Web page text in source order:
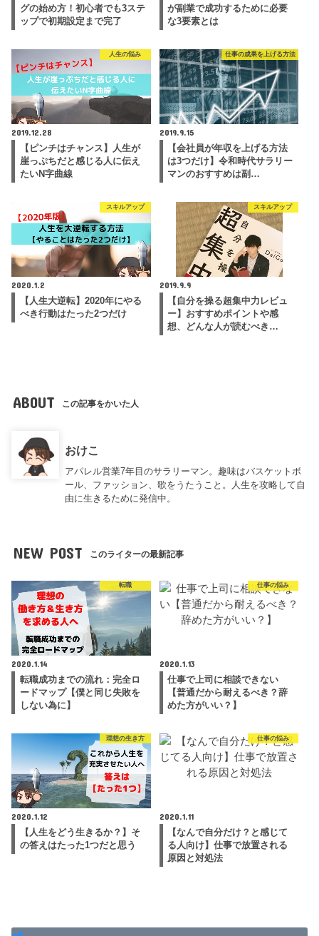
グの始め方！初心者でも3ステ
ップで初期設定まで完了
が副業で成功するために必要
な3要素とは
人生の悩み
2019.12.28
【ピンチはチャンス】人生が
崖っぷちだと感じる人に伝え
たいN字曲線
仕事の成果を上げる方法
2019.9.15
【会社員が年収を上げる方法
は3つだけ】令和時代サラリー
マンのおすすめは副…
スキルアップ
2020.1.2
【人生大逆転】2020年にやる
べき行動はたった2つだけ
スキルアップ
2019.9.9
【自分を操る超集中力レビュ
ー】おすすめポイントや感
想、どんな人が読むべき…
ABOUT この記事をかいた人
おけこ
アパレル営業7年目のサラリーマン。趣味はバスケットボ
ール、ファッション、歌をうたうこと。人生を攻略して自
由に生きるために発信中。
NEW POST このライターの最新記事
転職
2020.1.14
転職成功までの流れ：完全ロ
ードマップ【僕と同じ失敗を
しない為に】
仕事の悩み
2020.1.13
仕事で上司に相談できない
【普通だから耐えるべき？辞
めた方がいい？】
理想の生き方
2020.1.12
【人生をどう生きるか？】そ
の答えはたった1つだと思う
仕事の悩み
2020.1.11
【なんで自分だけ？と感じて
る人向け】仕事で放置される
原因と対処法